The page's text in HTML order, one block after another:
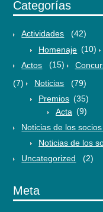
Categorías
Actividades
(42)
Homenaje (10)
Actos
(15)
(7)
Noticias
(79)
Premios (35)
Acta (9)
Noticias de los
Noticias de los
Uncategorized
(2)
Meta